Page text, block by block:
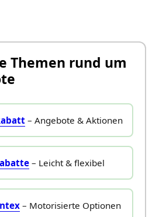
Themen rund um
– Angebote & Aktionen
– Leicht & flexibel
– Motorisierte Optionen